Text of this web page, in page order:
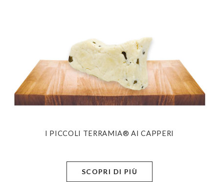
I PICCOLI TERRAMIA® AI CAPPERI
SCOPRI DI PIÙ